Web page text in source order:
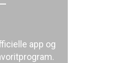
app og